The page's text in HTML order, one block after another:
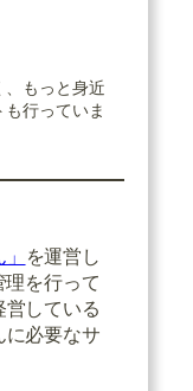
もっと身近
行っていま
を運営し
を行って
している
必要なサ